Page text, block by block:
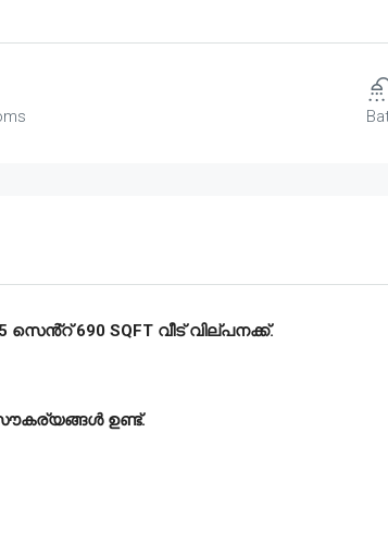
690 SQFT വീട് വില്പനക്ക്.
ഉണ്ട്.